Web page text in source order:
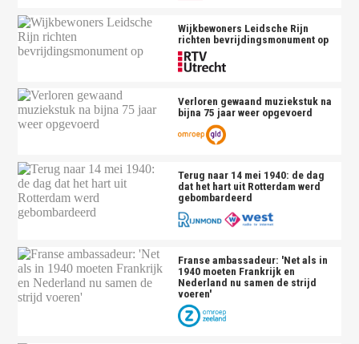
Wijkbewoners Leidsche Rijn
richten bevrijdingsmonument op
Verloren gewaand muziekstuk na
bijna 75 jaar weer opgevoerd
Terug naar 14 mei 1940: de dag
dat het hart uit Rotterdam werd
gebombardeerd
Franse ambassadeur: 'Net als in
1940 moeten Frankrijk en
Nederland nu samen de strijd
voeren'